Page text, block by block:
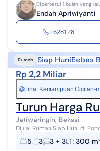
Diperbarui 1 bulan yang
Endah Apriwiyanti
+628128...
Rumah Siap HuniBebas
Rp 2,2 Miliar
Rp Lihat Kemampuan Cicilan-
Turun Harga
Jatiwaringin, Bekasi
Dijual Rumah Siap Huni di
Hakim Jl. Jamblang 1 No.14 Jaticempaka, PondokGede Kota Bekasi
Luas Tanah : 300m² ...
5 3 3 + 3LT: 300 m²